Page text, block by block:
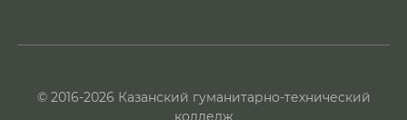
© 2016-2026 Казанский гуманитарно-технический